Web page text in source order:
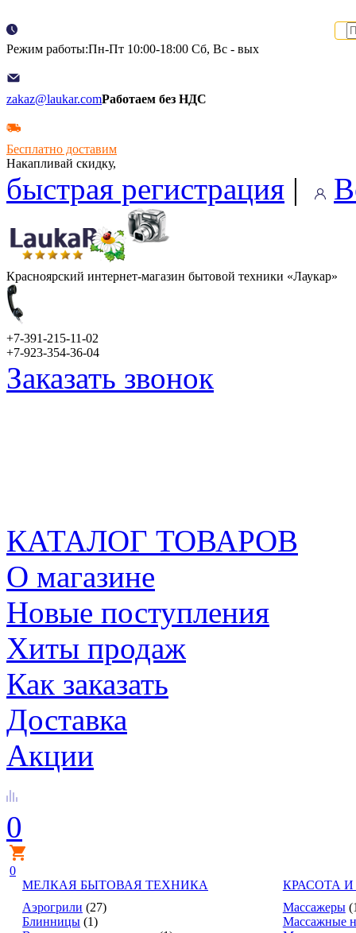
Режим работы:Пн-Пт 10:00-18:00 Сб, Вс - вых
zakaz@laukar.comРаботаем без НДС
Бесплатно доставим
Накапливай скидку,
быстрая регистрация |
Красноярский интернет-магазин бытовой техники «Лаукар»
+7-391-215-11-02
+7-923-354-36-04
Заказать звонок
КАТАЛОГ ТОВАРОВ
О магазине
Новые поступления
Хиты продаж
Как заказать
Доставка
Акции
0
0
МЕЛКАЯ БЫТОВАЯ ТЕХНИКА
Аэрогрили (27)
Блинницы (1)
КРАСОТА И
Массажеры
Массажные